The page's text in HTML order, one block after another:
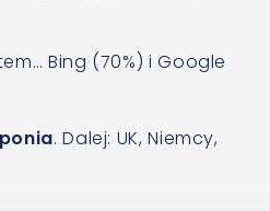
Bing (70%) i Google
. Dalej: UK, Niemcy,